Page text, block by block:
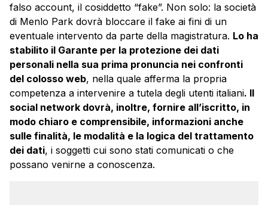
falso account, il cosiddetto “fake”. Non solo: la società
di Menlo Park dovrà bloccare il fake ai fini di un
eventuale intervento da parte della magistratura. Lo ha
stabilito il Garante per la protezione dei dati
personali nella sua prima pronuncia nei confronti
del colosso web, nella quale afferma la propria
competenza a intervenire a tutela degli utenti italiani. Il
social network dovrà, inoltre, fornire all’iscritto, in
modo chiaro e comprensibile, informazioni anche
sulle finalità, le modalità e la logica del trattamento
dei dati, i soggetti cui sono stati comunicati o che
possano venirne a conoscenza.